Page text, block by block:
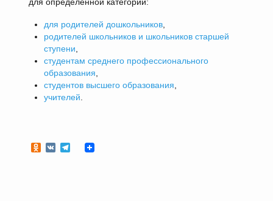
для родителей дошкольников,
родителей школьников и школьников старшей
ступени
студентам среднего профессионального
образования
студентов высшего образования
учителей
Odnoklassniki
VKTelegram